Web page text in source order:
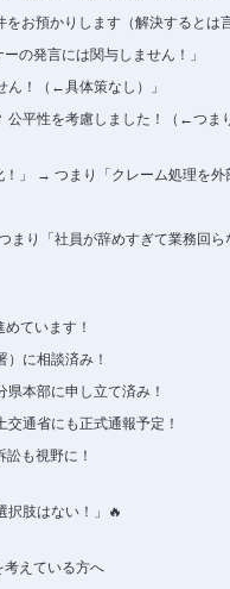
をお預かりします（解決するとは
の発言には関与しません！」
ん！（←具体策なし）」
公平性を考慮しました！（←つま
！」 → つまり「クレーム処理を外
まり「社員が辞めすぎて業務回ら
ています！
）に相談済み！
県本部に申し立て済み！
交通省にも正式通報予定！
も視野に！
択肢はない！」🔥
えている方へ